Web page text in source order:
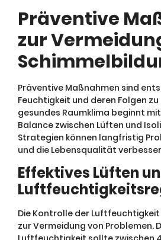
Präventive
zur
Präventive Maßnahmen sind
Feuchtigkeit und deren Folgen zu
gesundes Raumklima beginnt
Balance zwischen Lüften und
Strategien können langfristig
und die Lebensqualität
Effektives Lüften
Die Kontrolle der
zur Vermeidung von Problemen.